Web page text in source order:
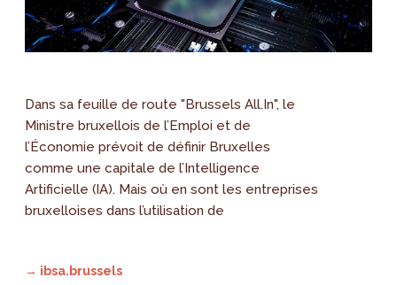
Dans sa feuille de route "Brussels All.In", le
Ministre bruxellois de l’Emploi et de
l’Économie prévoit de définir Bruxelles
comme une capitale de l’Intelligence
Artificielle (IA). Mais où en sont les entreprises
bruxelloises dans l’utilisation de
→ ibsa.brussels